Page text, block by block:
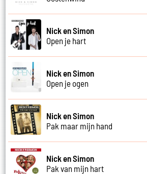
Nick en Simon
Open je hart
Nick en Simon
Open je ogen
Nick en Simon
Pak maar mijn hand
Nick en Simon
Pak van mijn hart